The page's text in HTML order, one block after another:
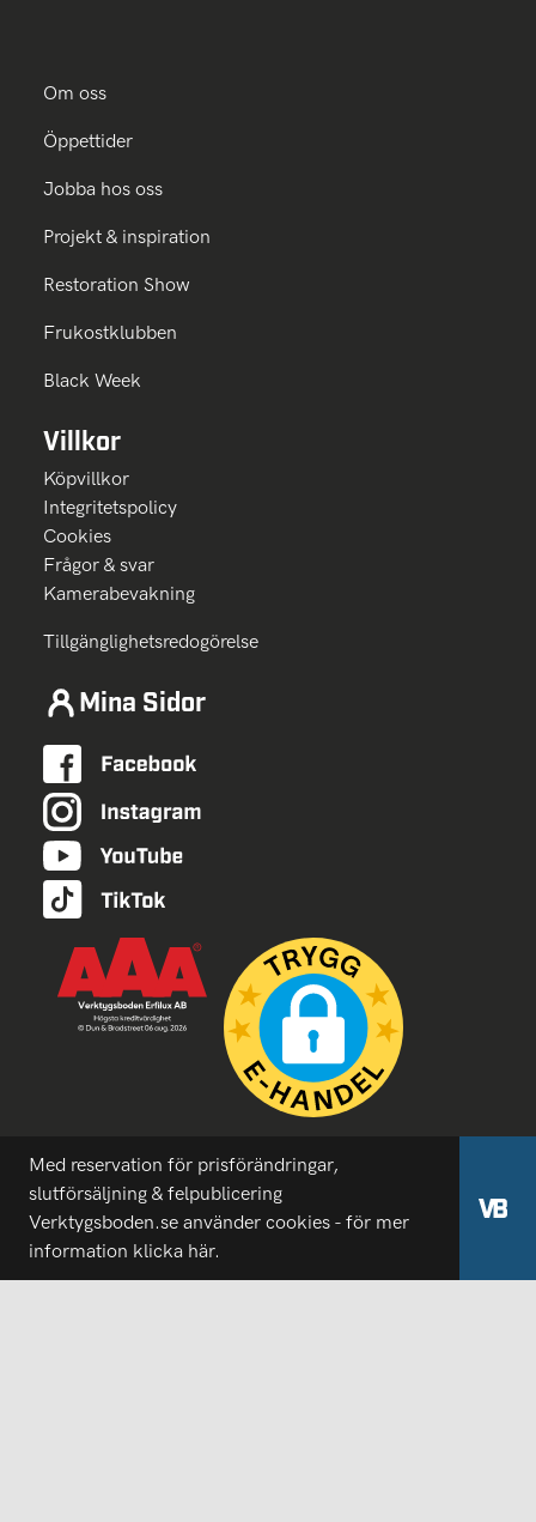
Om oss
Öppettider
Jobba hos oss
Projekt & inspiration
Restoration Show
Frukostklubben
Black Week
Villkor
Köpvillkor
Integritetspolicy
Cookies
Frågor & svar
Kamerabevakning
Tillgänglighetsredogörelse
Mina Sidor
Med reservation för prisförändringar,
slutförsäljning & felpublicering
Verktygsboden.se använder cookies - för mer
information klicka här.